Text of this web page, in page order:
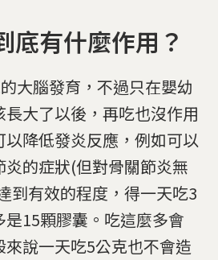
底有什麼作用？
大腦發育，不過只在嬰幼
長大了以後，再吃也沒作用
以降低發炎反應，例如可以
的症狀(但對骨關節炎無
到有效的程度，得一天吃3
15顆膠囊。吃這麼多會
說一天吃5公克也不會造